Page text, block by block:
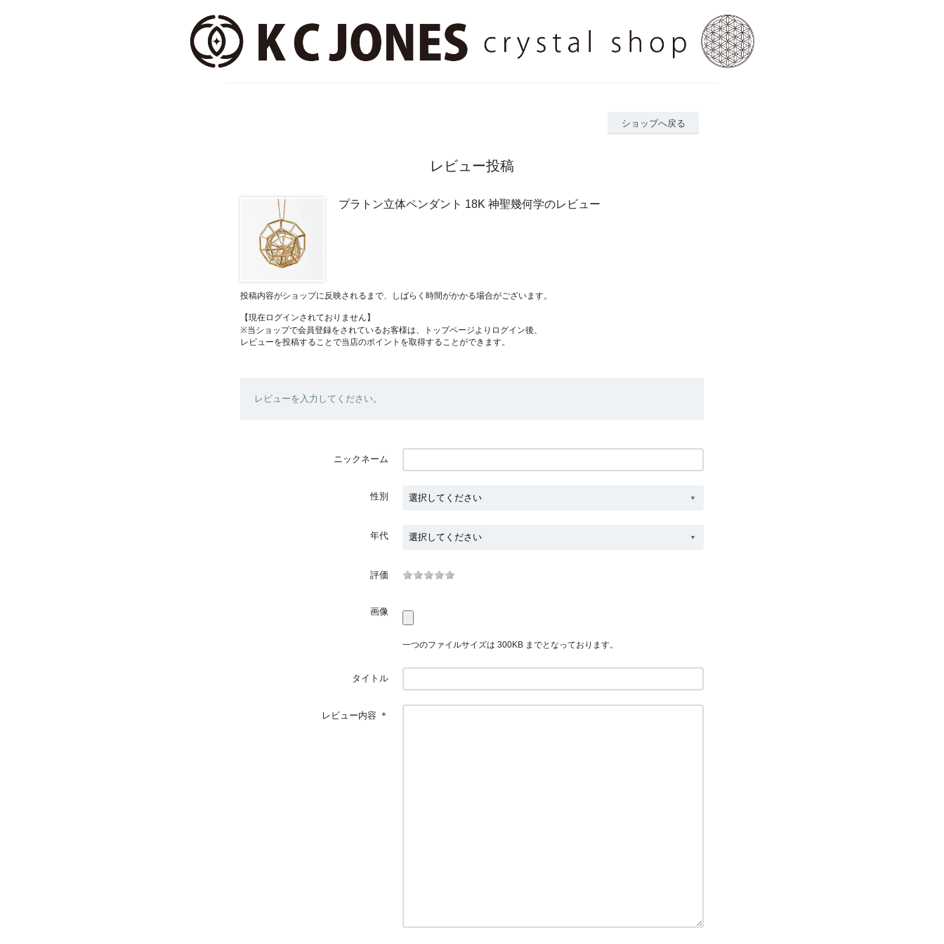
ショップへ戻る
レビュー投稿
プラトン立体ペンダント 18K 神聖幾何学のレビュー
投稿内容がショップに反映されるまで、しばらく時間がかかる場合がございます。
【現在ログインされておりません】
※当ショップで会員登録をされているお客様は、トップページよりログイン後、
レビューを投稿することで当店のポイントを取得することができます。
レビューを入力してください。
ニックネーム
性別
年代
評価
画像
一つのファイルサイズは 300KB までとなっております。
タイトル
レビュー内容 ＊